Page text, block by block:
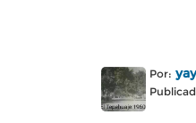
Por: